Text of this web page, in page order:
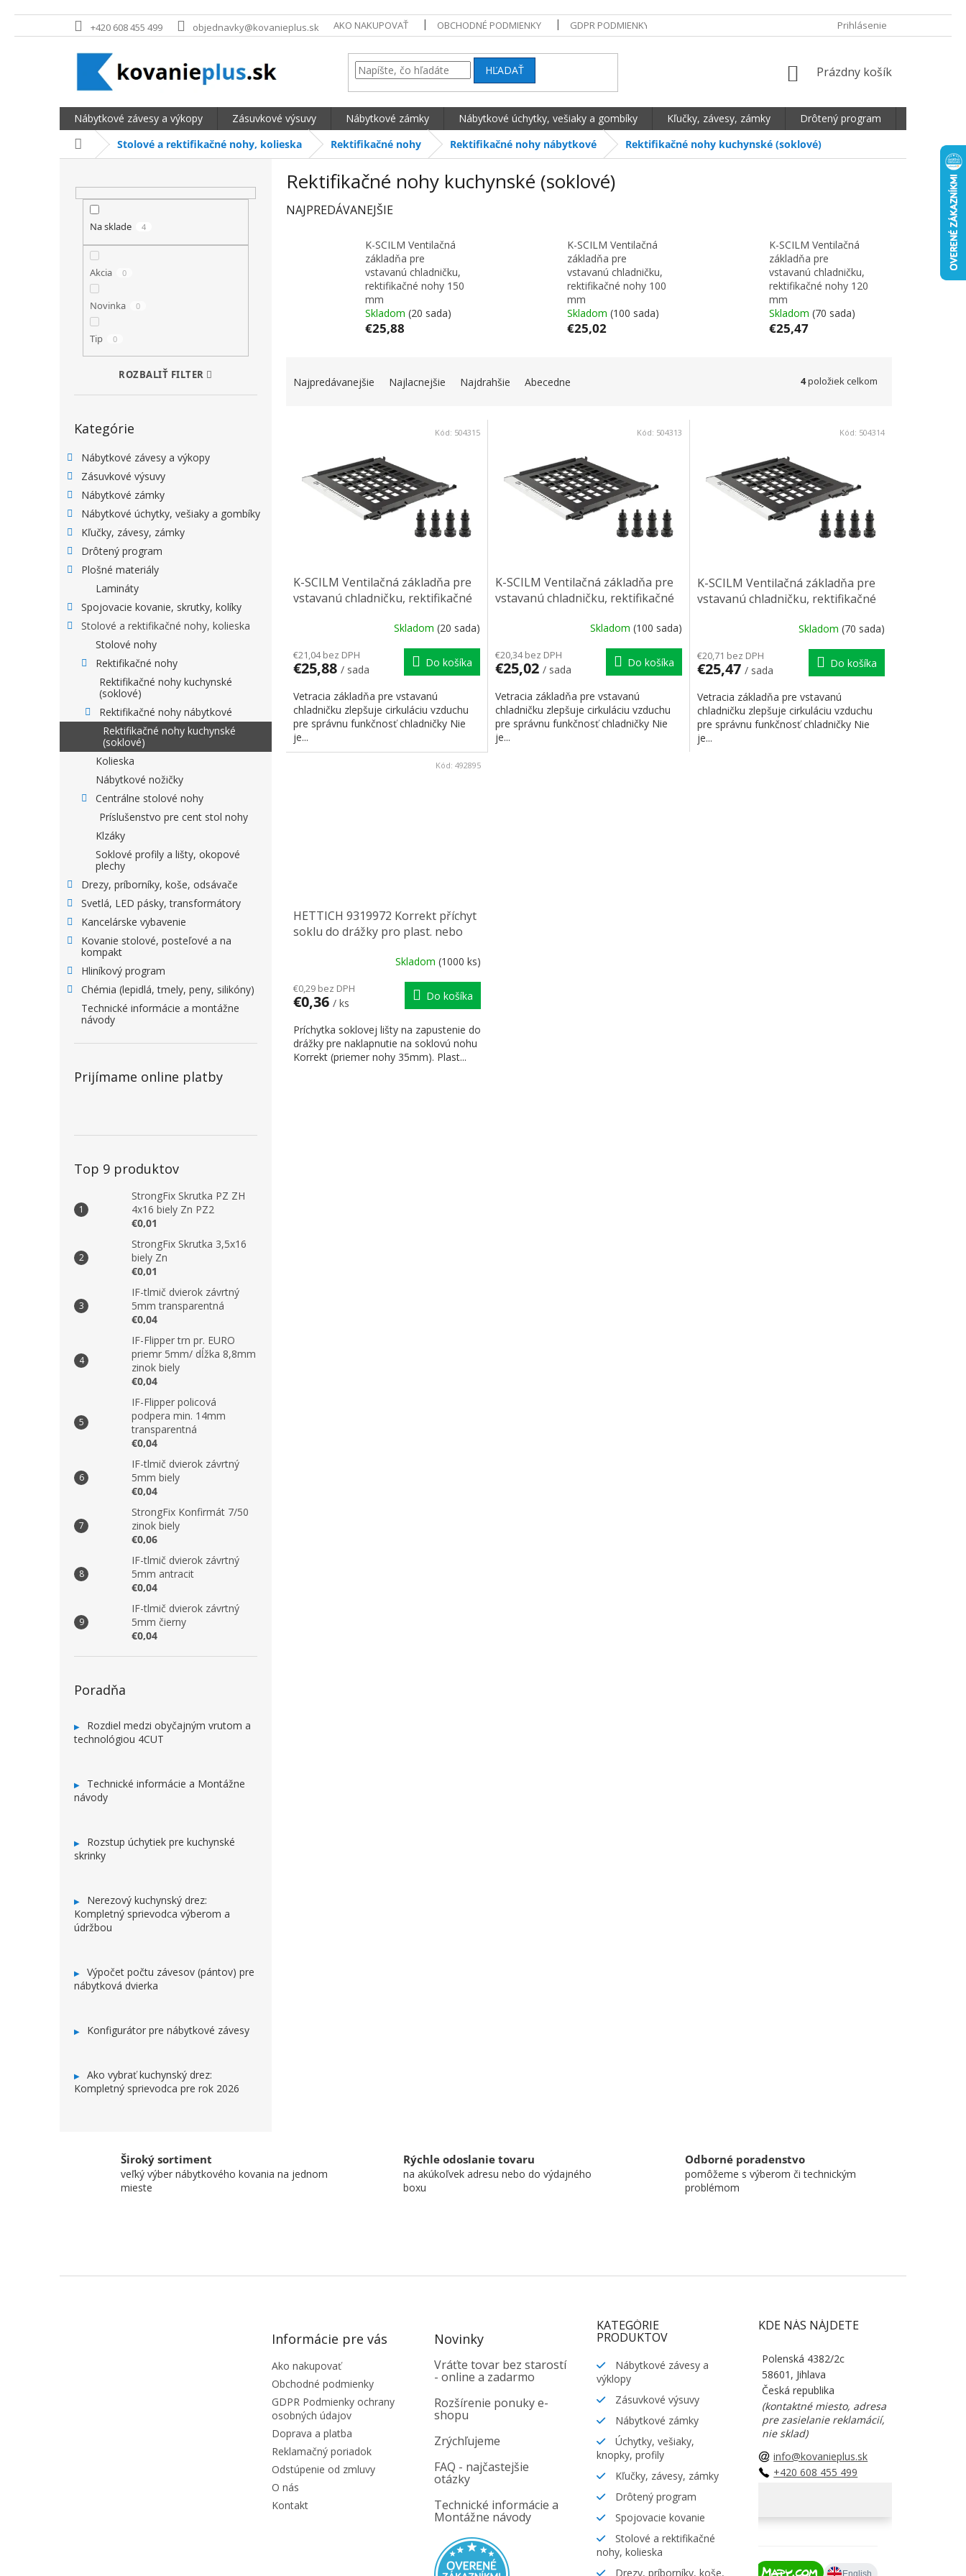
Prejsť na obsah +420 608 455 499 objednavky@kovanieplus.sk AKO NAKUPOVAŤ OBCHODNÉ PODMIENKY GDPR PODMIENKY OCHRANY OSOBNÝCH ÚDAJOV DOPRAVA A PLATBA
Prihlásenie
HĽADAŤ NÁKUPNÝ KOŠÍK
Prázdny košík
Nábytkové závesy a výkopy Zásuvkové výsuvy Nábytkové zámky Nábytkové úchytky, vešiaky a gombíky Kľučky, závesy, zámky Drôtený program
DomovStolové a rektifikačné nohy, kolieska Rektifikačné nohy Rektifikačné nohy nábytkové Rektifikačné nohy kuchynské (soklové)
BOČNÝ PANEL
Na sklade 4
Akcia 0
Novinka 0
Tip 0
ROZBALIŤ FILTER
Kategórie
Nábytkové závesy a výkopy
Zásuvkové výsuvy
Nábytkové zámky
Nábytkové úchytky, vešiaky a gombíky
Kľučky, závesy, zámky
Drôtený program
Plošné materiály
Lamináty
Spojovacie kovanie, skrutky, kolíky
Stolové a rektifikačné nohy, kolieska
Stolové nohy
Rektifikačné nohy
Rektifikačné nohy kuchynské
(soklové)
Rektifikačné nohy nábytkové
Rektifikačné nohy kuchynské
(soklové)
Kolieska
Nábytkové nožičky
Centrálne stolové nohy
Príslušenstvo pre cent stol nohy
Klzáky
Soklové profily a lišty, okopové
plechy
Drezy, príborníky, koše, odsávače
Svetlá, LED pásky, transformátory
Kancelárske vybavenie
Kovanie stolové, posteľové a na
kompakt
Hliníkový program
Chémia (lepidlá, tmely, peny, silikóny)
Technické informácie a montážne
návody
Prijímame online platby
Top 9 produktov
StrongFix Skrutka PZ ZH
4x16 biely Zn PZ2
€0,01
StrongFix Skrutka 3,5x16
biely Zn
€0,01
IF-tlmič dvierok závrtný
5mm transparentná
€0,04
IF-Flipper trn pr. EURO
priemr 5mm/ dĺžka 8,8mm
zinok biely
€0,04
IF-Flipper policová
podpera min. 14mm
transparentná
€0,04
IF-tlmič dvierok závrtný
5mm biely
€0,04
StrongFix Konfirmát 7/50
zinok biely
€0,06
IF-tlmič dvierok závrtný
5mm antracit
€0,04
IF-tlmič dvierok závrtný
5mm čierny
€0,04
Poradňa
Rozdiel medzi obyčajným vrutom a
technológiou 4CUT
Technické informácie a Montážne
návody
Rozstup úchytiek pre kuchynské
skrinky
Nerezový kuchynský drez:
Kompletný sprievodca výberom a
údržbou
Výpočet počtu závesov (pántov) pre
nábytková dvierka
Konfigurátor pre nábytkové závesy
Ako vybrať kuchynský drez:
Kompletný sprievodca pre rok 2026
Rektifikačné nohy kuchynské (soklové)
NAJPREDÁVANEJŠIE
K-SCILM Ventilačná
základňa pre
vstavanú chladničku,
rektifikačné nohy 150
mm
Skladom (20 sada)
€25,88
K-SCILM Ventilačná
základňa pre
vstavanú chladničku,
rektifikačné nohy 100
mm
Skladom (100 sada)
€25,02
K-SCILM Ventilačná
základňa pre
vstavanú chladničku,
rektifikačné nohy 120
mm
Skladom (70 sada)
€25,47
Najpredávanejšie Najlacnejšie Najdrahšie Abecedne 4položiek celkom
K-SCILM Ventilačná základňa pre
vstavanú chladničku, rektifikačné
Skladom (20 sada)
€21,04 bez DPH
€25,88 / sada
Do košíka
Vetracia základňa pre vstavanú
chladničku zlepšuje cirkuláciu vzduchu
pre správnu funkčnosť chladničky Nie
je...
Kód: 504315
K-SCILM Ventilačná základňa pre
vstavanú chladničku, rektifikačné
Skladom (100 sada)
€20,34 bez DPH
€25,02 / sada
Do košíka
Vetracia základňa pre vstavanú
chladničku zlepšuje cirkuláciu vzduchu
pre správnu funkčnosť chladničky Nie
je...
Kód: 504313
K-SCILM Ventilačná základňa pre
vstavanú chladničku, rektifikačné
Skladom (70 sada)
€20,71 bez DPH
€25,47 / sada
Do košíka
Vetracia základňa pre vstavanú
chladničku zlepšuje cirkuláciu vzduchu
pre správnu funkčnosť chladničky Nie
je...
Kód: 504314
HETTICH 9319972 Korrekt příchyt
soklu do drážky pro plast. nebo
Skladom (1000 ks)
€0,29 bez DPH
€0,36 / ks
Do košíka
Príchytka soklovej lišty na zapustenie do
drážky pre naklapnutie na soklovú nohu
Korrekt (priemer nohy 35mm). Plast...
Kód: 492895
Široký sortiment
veľký výber nábytkového kovania na jednom
mieste
Rýchle odoslanie tovaru
na akúkoľvek adresu nebo do výdajného
boxu
Odborné poradenstvo
pomôžeme s výberom či technickým
problémom
Informácie pre vás
Ako nakupovať
Obchodné podmienky
GDPR Podmienky ochrany
osobných údajov
Doprava a platba
Reklamačný poriadok
Odstúpenie od zmluvy
O nás
Kontakt
Novinky
Vráťte tovar bez starostí
- online a zadarmo
Rozšírenie ponuky e-
shopu
Zrýchľujeme
FAQ - najčastejšie
otázky
Technické informácie a
Montážne návody
KATEGÓRIE
PRODUKTOV
Nábytkové závesy a
výklopy
Zásuvkové výsuvy
Nábytkové zámky
Úchytky, vešiaky,
knopky, profily
Kľučky, závesy, zámky
Drôtený program
Spojovacie kovanie
Stolové a rektifikačné
nohy, kolieska
Drezy, príborníky, koše,
KDE NÁS NÁJDETE
Polenská 4382/2c
58601, Jihlava
Česká republika
(kontaktné miesto, adresa
pre zasielanie reklamácií,
nie sklad)
info@kovanieplus.sk
+420 608 455 499